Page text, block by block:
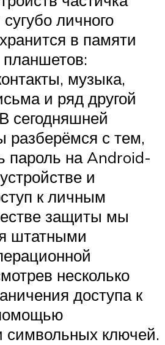
личного
в памяти
музыка,
и ряд другой
сегодняшней
разберёмся с тем,
пароль на Android-
и
к личным
защиты мы
штатными
несколько
доступа к
символьных ключей.